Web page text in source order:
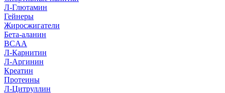
Л-Глютамин
Гейнеры
Жиросжигатели
Бета-аланин
BCAA
Л-Карнитин
Л-Аргинин
Креатин
Протеины
Л-Цитруллин